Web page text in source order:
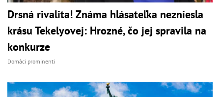
Drsná rivalita! Známa hlásateľka nezniesla
krásu Tekelyovej: Hrozné, čo jej spravila na
konkurze
Domáci prominenti